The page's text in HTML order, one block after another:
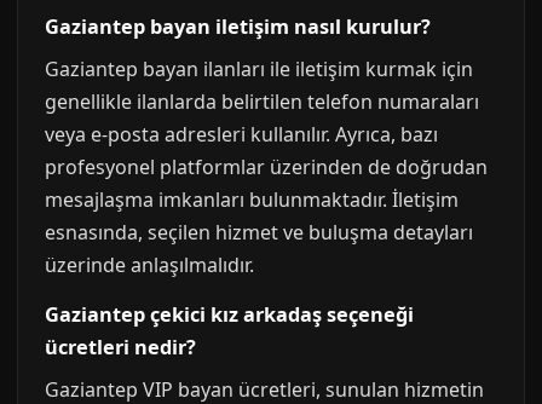
Gaziantep bayan iletişim nasıl kurulur?
Gaziantep bayan ilanları ile iletişim kurmak için
genellikle ilanlarda belirtilen telefon numaraları
veya e-posta adresleri kullanılır. Ayrıca, bazı
profesyonel platformlar üzerinden de doğrudan
mesajlaşma imkanları bulunmaktadır. İletişim
esnasında, seçilen hizmet ve buluşma detayları
üzerinde anlaşılmalıdır.
Gaziantep çekici kız arkadaş seçeneği
ücretleri nedir?
Gaziantep VIP bayan ücretleri, sunulan hizmetin